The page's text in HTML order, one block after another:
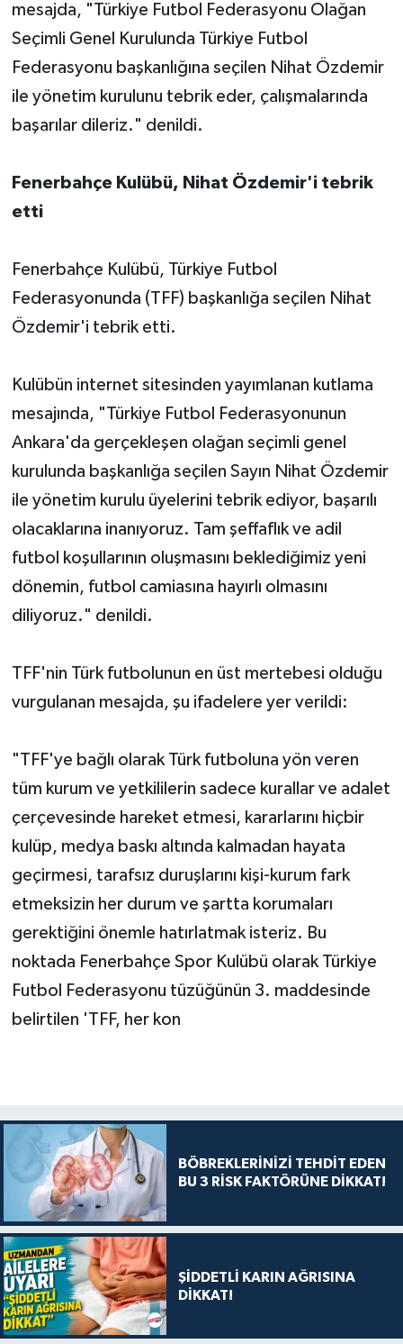
mesajda, "Türkiye Futbol Federasyonu Olağan
Seçimli Genel Kurulunda Türkiye Futbol
Federasyonu başkanlığına seçilen Nihat Özdemir
ile yönetim kurulunu tebrik eder, çalışmalarında
başarılar dileriz." denildi.
Fenerbahçe Kulübü, Nihat Özdemir'i tebrik
etti
Fenerbahçe Kulübü, Türkiye Futbol
Federasyonunda (TFF) başkanlığa seçilen Nihat
Özdemir'i tebrik etti.
Kulübün internet sitesinden yayımlanan kutlama
mesajında, "Türkiye Futbol Federasyonunun
Ankara'da gerçekleşen olağan seçimli genel
kurulunda başkanlığa seçilen Sayın Nihat Özdemir
ile yönetim kurulu üyelerini tebrik ediyor, başarılı
olacaklarına inanıyoruz. Tam şeffaflık ve adil
futbol koşullarının oluşmasını beklediğimiz yeni
dönemin, futbol camiasına hayırlı olmasını
diliyoruz." denildi.
TFF'nin Türk futbolunun en üst mertebesi olduğu
vurgulanan mesajda, şu ifadelere yer verildi:
"TFF'ye bağlı olarak Türk futboluna yön veren
tüm kurum ve yetkililerin sadece kurallar ve adalet
çerçevesinde hareket etmesi, kararlarını hiçbir
kulüp, medya baskı altında kalmadan hayata
geçirmesi, tarafsız duruşlarını kişi-kurum fark
etmeksizin her durum ve şartta korumaları
gerektiğini önemle hatırlatmak isteriz. Bu
noktada Fenerbahçe Spor Kulübü olarak Türkiye
Futbol Federasyonu tüzüğünün 3. maddesinde
belirtilen 'TFF, her kon
BÖBREKLERİNİZİ TEHDİT EDEN
BU 3 RİSK FAKTÖRÜNE DİKKAT!
ŞİDDETLİ KARIN AĞRISINA
DİKKAT!